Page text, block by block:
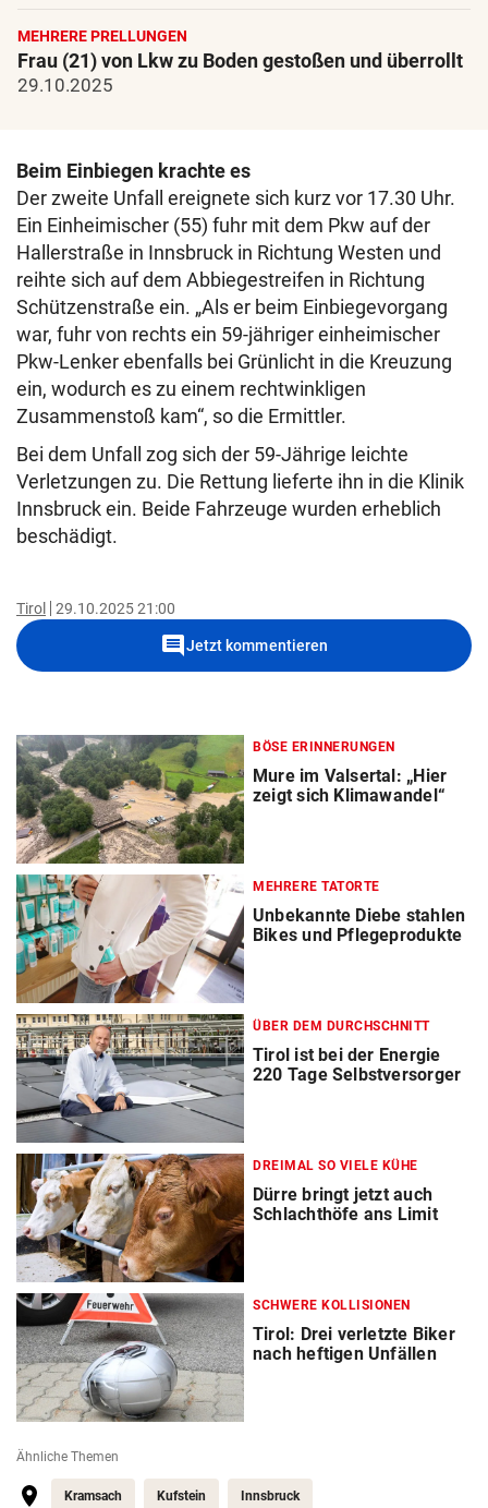
MEHRERE PRELLUNGEN
Frau (21) von Lkw zu Boden gestoßen und überrollt
29.10.2025
Beim Einbiegen krachte es
Der zweite Unfall ereignete sich kurz vor 17.30 Uhr.
Ein Einheimischer (55) fuhr mit dem Pkw auf der
Hallerstraße in Innsbruck in Richtung Westen und
reihte sich auf dem Abbiegestreifen in Richtung
Schützenstraße ein. „Als er beim Einbiegevorgang
war, fuhr von rechts ein 59-jähriger einheimischer
Pkw-Lenker ebenfalls bei Grünlicht in die Kreuzung
ein, wodurch es zu einem rechtwinkligen
Zusammenstoß kam“, so die Ermittler.
Bei dem Unfall zog sich der 59-Jährige leichte
Verletzungen zu. Die Rettung lieferte ihn in die Klinik
Innsbruck ein. Beide Fahrzeuge wurden erheblich
beschädigt.
Tirol 29.10.2025 21:00
commentJetzt kommentieren
BÖSE ERINNERUNGEN
Mure im Valsertal: „Hier
zeigt sich Klimawandel“
MEHRERE TATORTE
Unbekannte Diebe stahlen
Bikes und Pflegeprodukte
ÜBER DEM DURCHSCHNITT
Tirol ist bei der Energie
220 Tage Selbstversorger
DREIMAL SO VIELE KÜHE
Dürre bringt jetzt auch
Schlachthöfe ans Limit
SCHWERE KOLLISIONEN
Tirol: Drei verletzte Biker
nach heftigen Unfällen
Ähnliche Themen
Kramsach Kufstein Innsbruck